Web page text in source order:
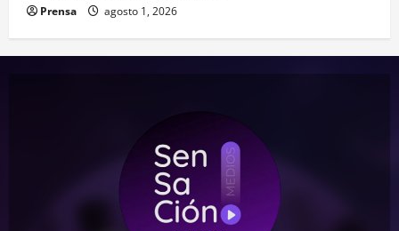
Prensa agosto 1, 2026